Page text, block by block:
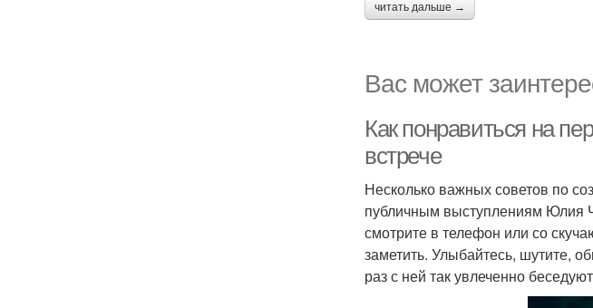
читать дальше →
Вас может
Как понравиться на
встрече
Несколько важных советов по
публичным выступлениям Юлия
смотрите в телефон или со
заметить. Улыбайтесь, шутите,
раз с ней так увлеченно